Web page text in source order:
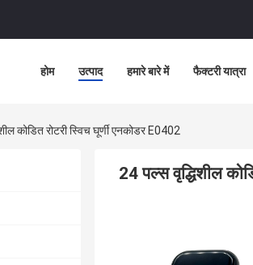
होम उत्पाद हमारे बारे में फैक्टरी यात्रा
कोडित रोटरी स्विच घूर्णी एनकोडर E0402
24 पल्स वृद्धिशील